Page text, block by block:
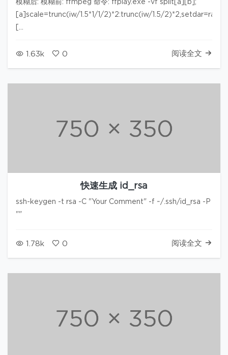
模糊后: 模糊前: ffmpeg 命令: ffplay.exe -vf split[a][b];
[a]scale=trunc(iw/1.5*1/1/2)*2:trunc(iw/1.5/
[…
1.63k 0 阅读全文
快速生成 id_rsa
ssh-keygen -t rsa -C "Your Comment" -f ~/.ssh/id_rsa -P
""
1.78k 0 阅读全文